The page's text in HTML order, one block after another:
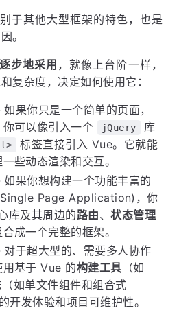
于其他大型框架的特色，也是
。
步地采用 ，就像上台阶一样，
复杂度，决定如何使用它：
如果你只是一个简单的页面，
可以像引入一个
jQuery
库
标签直接引入 Vue。它就能
些动态渲染和交互。
如果你想构建一个功能丰富的
Page Application)，你
库及其周边的路由、状态管理
成一个完整的框架。
对于超大型的、需要多人协作
基于 Vue 的构建工具 （如
如单文件组件和组合式
开发体验和项目可维护性。